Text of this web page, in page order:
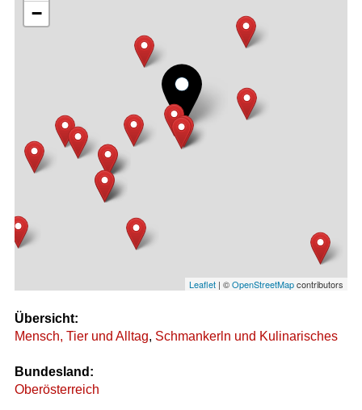
−
Leaflet | ©OpenStreetMapcontributors
Übersicht:
Mensch, Tier und Alltag, Schmankerln und Kulinarisches
Bundesland:
Oberösterreich